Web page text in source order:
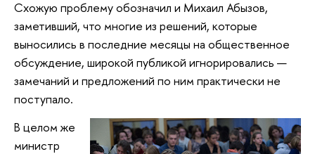
Схожую проблему обозначил и Михаил Абызов,
заметивший, что многие из решений, которые
выносились в последние месяцы на общественное
обсуждение, широкой публикой игнорировались —
замечаний и предложений по ним практически не
поступало.
В целом же
министр